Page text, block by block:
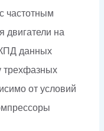
частотным
двигатели на
данных
трехфазных
от условий